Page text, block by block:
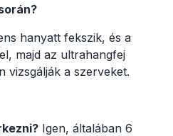
hanyatt fekszik, és a
majd az ultrahangfej
vizsgálják a szerveket.
Igen, általában 6